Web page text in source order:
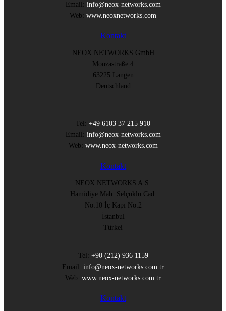
Email: info@neox-networks.com
Web: www.neoxnetworks.com
Kontakt
NEOX NETWORKS GmbH
Monzastraße 4
63225 Langen
Deutschland
Tel: +49 6103 37 215 910
Email: info@neox-networks.com
Web: www.neox-networks.com
Kontakt
NEOX NETWORKS A.S.
Hamidiye Mah. Selçuklu Cad.
No:10 İç Kapı No:2
İstanbul
Türkei
Tel: +90 (212) 936 1159
Email: info@neox-networks.com.tr
Web: www.neox-networks.com.tr
Kontakt